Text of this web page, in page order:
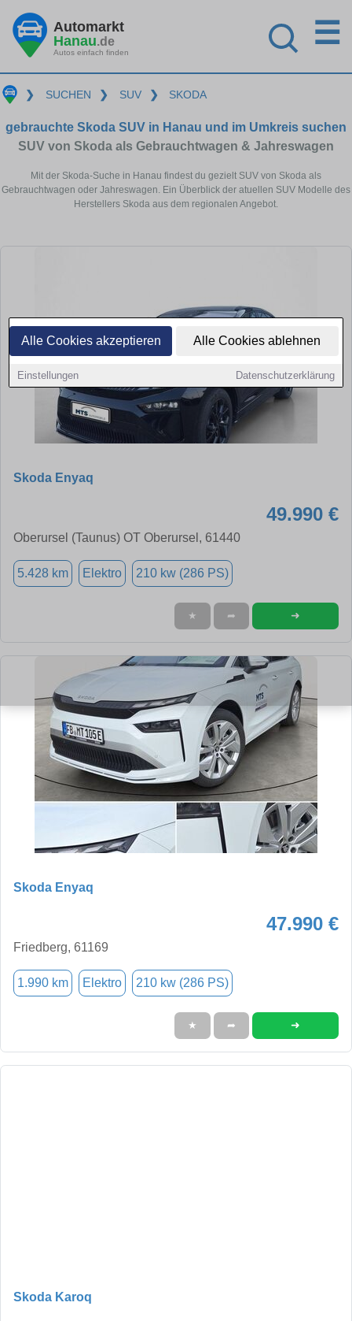
Alle Cookies akzeptieren Alle Cookies ablehnen
Einstellungen Datenschutzerklärung
Automarkt
Hanau.de
Autos einfach finden
☰
❯ SUCHEN ❯ SUV ❯ SKODA
gebrauchte Skoda SUV in Hanau und im Umkreis suchen
SUV von Skoda als Gebrauchtwagen & Jahreswagen
Mit der Skoda-Suche in Hanau findest du gezielt SUV von Skoda als
Gebrauchtwagen oder Jahreswagen. Ein Überblick der atuellen SUV Modelle des
Herstellers Skoda aus dem regionalen Angebot.
Skoda Enyaq
49.990 €
Oberursel (Taunus) OT Oberursel, 61440
5.428 km Elektro 210 kw (286 PS)
★ ➦ ➜
Skoda Enyaq
47.990 €
Friedberg, 61169
1.990 km Elektro 210 kw (286 PS)
★ ➦ ➜
Skoda Karoq